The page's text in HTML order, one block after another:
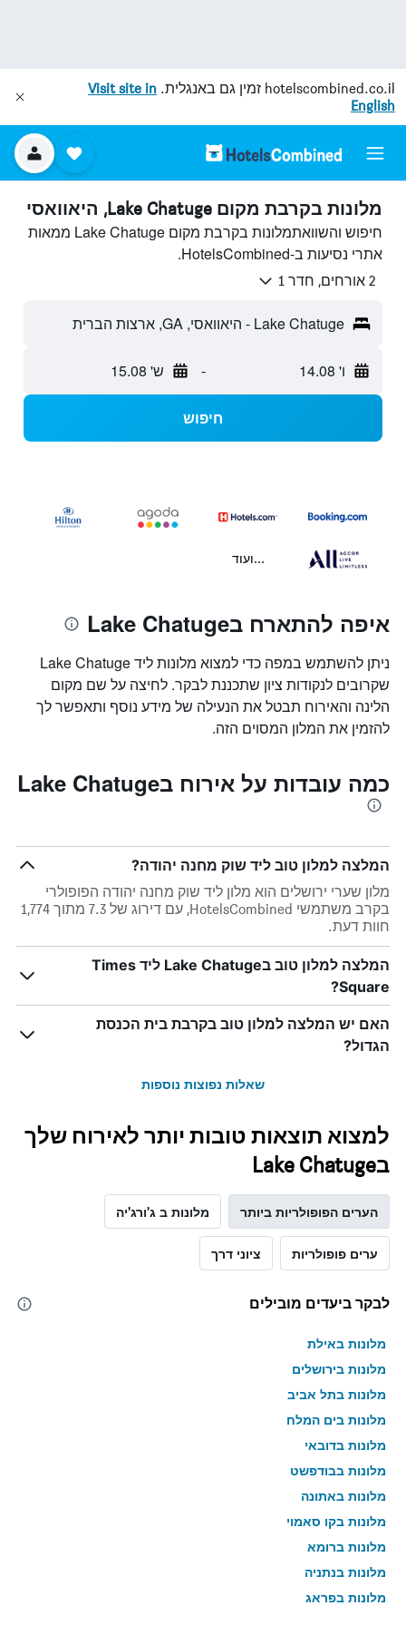
hotelscombined.co.il זמין גם באנגלית. Visit site in
English
מלונות בקרבת מקום Lake Chatuge, היאוואסי
חיפוש והשוואתמלונות בקרבת מקום Lake Chatuge ממאות
אתרי נסיעות ב-HotelsCombined.
2 אורחים, חדר 1
Lake Chatuge - היאוואסי, GA, ארצות הברית
ו' 14.08 - ש' 15.08
חיפוש
...ועוד
איפה להתארח בLake Chatuge
ניתן להשתמש במפה כדי למצוא מלונות ליד Lake Chatuge
שקרובים לנקודות ציון שתכננת לבקר. לחיצה על שם מקום
הלינה והאירוח תבטל את הנעילה של מידע נוסף ותאפשר לך
להזמין את המלון המסוים הזה.
כמה עובדות על אירוח בLake Chatuge
המלצה למלון טוב ליד שוק מחנה יהודה?
מלון שערי ירושלים הוא מלון ליד שוק מחנה יהודה הפופולרי
בקרב משתמשי HotelsCombined, עם דירוג של 7.3 מתוך 1,774
חוות דעת.
המלצה למלון טוב בLake Chatuge ליד Times
Square?
האם יש המלצה למלון טוב בקרבת בית הכנסת
הגדול?
שאלות נפוצות נוספות
למצוא תוצאות טובות יותר לאירוח שלך
בLake Chatuge
הערים הפופולריות ביותר מלונות ב ג'ורג'יה
ערים פופולריות ציוני דרך
לבקר ביעדים מובילים
מלונות באילת
מלונות בירושלים
מלונות בתל אביב
מלונות בים המלח
מלונות בדובאי
מלונות בבודפשט
מלונות באתונה
מלונות בקו סאמוי
מלונות ברומא
מלונות בנתניה
מלונות בפראג